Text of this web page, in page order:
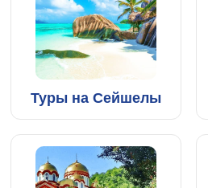
Туры на Сейшелы